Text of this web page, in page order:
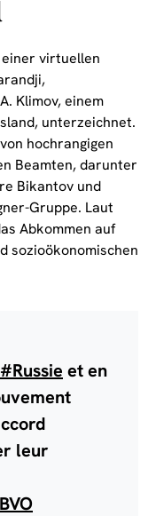
einer virtuellen
Klimov, einem
unterzeichnet.
hochrangigen
Beamten, darunter
Bikantov und
Gruppe. Laut
Abkommen auf
sozioökonomischen
#Russie et en
leur